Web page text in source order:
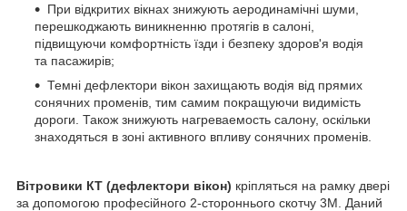
При відкритих вікнах знижують аеродинамічні шуми,
перешкоджають виникненню протягів в салоні,
підвищуючи комфортність їзди і безпеку здоров'я водія
та пасажирів;
Темні дефлектори вікон захищають водія від прямих
сонячних променів, тим самим покращуючи видимість
дороги. Також знижують нагреваемость салону, оскільки
знаходяться в зоні активного впливу сонячних променів.
Вітровики КТ (дефлектори вікон) кріпляться на рамку двері
за допомогою професійного 2-стороннього скотчу 3M. Даний